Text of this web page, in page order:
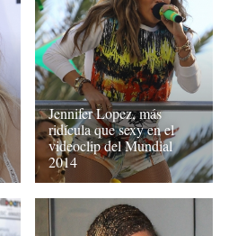
Jennifer Lopez, más
ridícula que sexy en el
videoclip del Mundial
2014